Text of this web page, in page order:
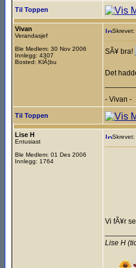
Til Toppen
Vivan
Verandasjef
Ble Medlem: 30 Nov 2006
Innlegg: 4307
Bosted: KlÃ¦bu
SÃ¥ bra!
Det
- Vivan -
Til Toppen
Lise H
Entusiast
Ble Medlem: 01 Des 2006
Innlegg: 1764
Vi fÃ¥r
Lise H